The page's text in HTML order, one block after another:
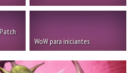
WoW para iniciantes